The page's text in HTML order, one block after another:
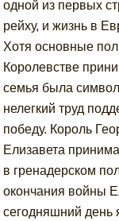
одной из первых
рейху, и жизнь в
Хотя основные
Королевстве
семья была
нелегкий труд
победу. Король
Елизавета
в гренадерском
окончания войны
сегодняшний день